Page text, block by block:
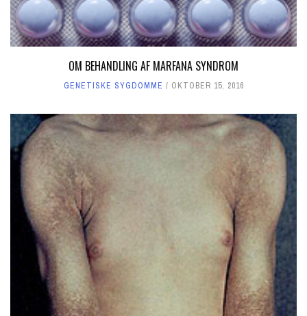
OM BEHANDLING AF MARFANA SYNDROM
GENETISKE SYGDOMME OKTOBER 15, 2016